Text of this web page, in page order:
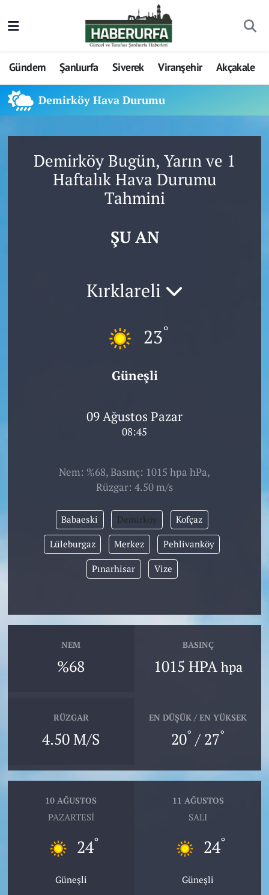
Gündem Şanlıurfa Siverek Viranşehir Akçakale
Demirköy Hava Durumu
Demirköy Bugün, Yarın ve 1
Haftalık Hava Durumu
Tahmini
ŞU AN
Kırklareli
23°
Güneşli
09 Ağustos Pazar
08:45
Nem: %68, Basınç: 1015 hpa hPa,
Rüzgar: 4.50 m/s
Babaeski Demirköy Kofçaz
Lüleburgaz Merkez Pehlivanköy
Pınarhisar Vize
NEM
%68
BASINÇ
1015 HPA hpa
RÜZGAR
4.50 M/S
EN DÜŞÜK / EN YÜKSEK
20° / 27°
10 AĞUSTOS
PAZARTESI
24°
Güneşli
11 AĞUSTOS
SALI
24°
Güneşli